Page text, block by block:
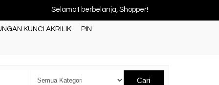
Selamat berbelanja, Shopper!
KUNCI AKRILIK PIN
Cari